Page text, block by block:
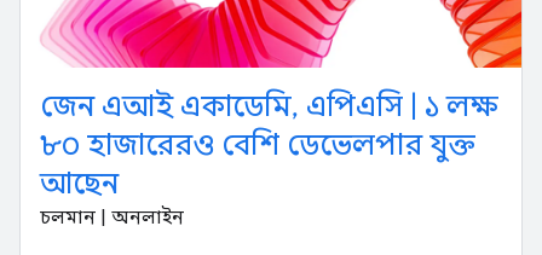
জেন এআই একাডেমি, এপিএসি | ১ লক্ষ
৮০ হাজারেরও বেশি ডেভেলপার যুক্ত
আছেন
চলমান | অনলাইন